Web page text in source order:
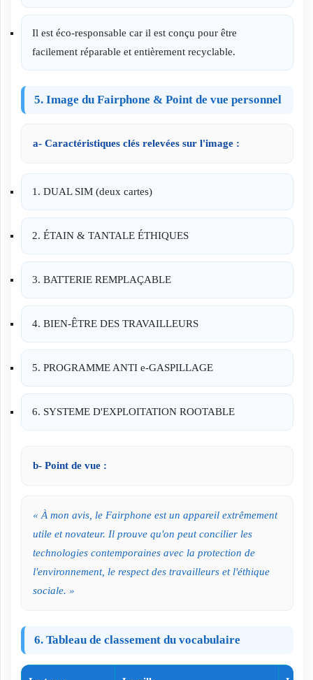
Il est éco-responsable car il est conçu pour être
facilement réparable et entièrement recyclable.
5. Image du Fairphone & Point de vue personnel
a- Caractéristiques clés relevées sur l'image :
1. DUAL SIM (deux cartes)
2. ÉTAIN & TANTALE ÉTHIQUES
3. BATTERIE REMPLAÇABLE
4. BIEN-ÊTRE DES TRAVAILLEURS
5. PROGRAMME ANTI e-GASPILLAGE
6. SYSTEME D'EXPLOITATION ROOTABLE
b- Point de vue :
« À mon avis, le Fairphone est un appareil extrêmement
utile et novateur. Il prouve qu'on peut concilier les
technologies contemporaines avec la protection de
l'environnement, le respect des travailleurs et l'éthique
sociale. »
6. Tableau de classement du vocabulaire